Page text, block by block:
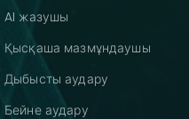
AI жазушы
Қысқаша мазмұндаушы
Дыбысты аудару
Бейне аудару